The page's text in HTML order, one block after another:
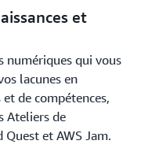
et
numériques qui vous
lacunes en
de compétences,
Ateliers de
Quest et AWS Jam.